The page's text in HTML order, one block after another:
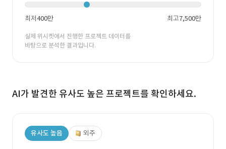
최저400만 최고7,500만
실제 위시켓에서 진행한 프로젝트 데이터를
바탕으로 분석한 결과입니다.
AI가 발견한 유사도 높은 프로젝트를 확인하세요.
유사도 높음 외주